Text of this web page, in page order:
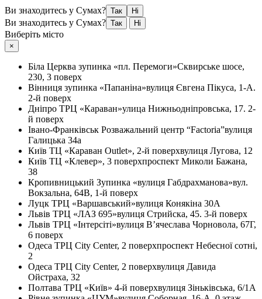
Ви знаходитесь у Сумах? Так Ні
Ви знаходитесь у Сумах? Так Ні
Виберіть місто
×
Біла Церква зупинка «пл. Перемоги»Сквирське шосе,
230, 3 поверх
Вінниця зупинка «Папаніна»вулиця Євгена Пікуса, 1-А.
2-й поверх
Дніпро ТРЦ «Караван»улица Нижньодніпровська, 17. 2-
й поверх
Івано-Франківськ Розважальний центр “Factoria”вулиця
Галицька 34а
Київ ТЦ «Караван Outlet», 2-й поверхвулиця Лугова, 12
Київ ТЦ «Клевер», 3 поверхпроспект Миколи Бажана,
38
Кропивницький Зупинка «вулиця Габдрахманова»вул.
Вокзальна, 64В, 1-й поверх
Луцк ТРЦ «Варшавський»вулиця Конякіна 30А
Львів ТРЦ «ЛАЗ 695»вулиця Стрийска, 45. 3-й поверх
Львів ТРЦ «Інтерсіті»вулиця В’ячеслава Чорновола, 67Г,
6 поверх
Одеса ТРЦ City Center, 2 поверхпроспект Небесної сотні,
2
Одеса ТРЦ City Center, 2 поверхвулиця Давида
Ойстраха, 32
Полтава ТРЦ «Київ» 4-й поверхвулиця Зіньківська, 6/1А